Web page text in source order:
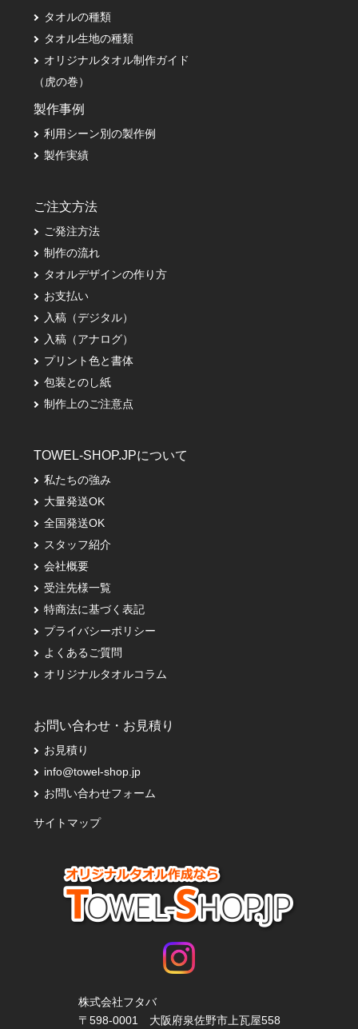
タオルの種類
タオル生地の種類
オリジナルタオル制作ガイド
（虎の巻）
製作事例
利用シーン別の製作例
製作実績
ご注文方法
ご発注方法
制作の流れ
タオルデザインの作り方
お支払い
入稿（デジタル）
入稿（アナログ）
プリント色と書体
包装とのし紙
制作上のご注意点
TOWEL-SHOP.JPについて
私たちの強み
大量発送OK
全国発送OK
スタッフ紹介
会社概要
受注先様一覧
特商法に基づく表記
プライバシーポリシー
よくあるご質問
オリジナルタオルコラム
お問い合わせ・お見積り
お見積り
info@towel-shop.jp
お問い合わせフォーム
サイトマップ
株式会社フタバ
〒598-0001 大阪府泉佐野市上瓦屋558